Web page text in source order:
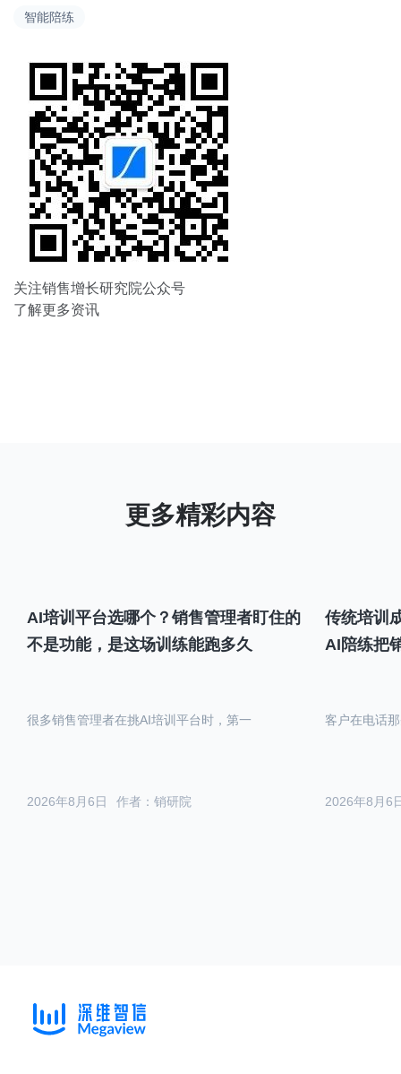
智能陪练
导
关注销售增长研究院公众号
了解更多资讯
AI培训平台选哪个？销售管理者盯住的
不是功能，是这场训练能跑多久
作者：销研院
2026年8月6日
很多销售管理者在挑AI培训平台时，第一
传统培训
AI陪练把
2026年8月6
客户在电话